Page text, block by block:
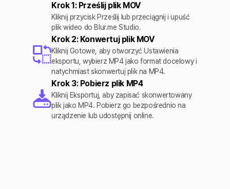
Krok 1: Prześlij plik MOV
Kliknij przycisk Prześlij lub przeciągnij i upuść
plik wideo do Blur.me Studio.
Krok 2: Konwertuj plik MOV
Kliknij Gotowe, aby otworzyć Ustawienia
eksportu, wybierz MP4 jako format docelowy i
natychmiast skonwertuj plik na MP4.
Krok 3: Pobierz plik MP4
Kliknij Eksportuj, aby zapisać skonwertowany
plik jako MP4. Pobierz go bezpośrednio na
urządzenie lub udostępnij online.